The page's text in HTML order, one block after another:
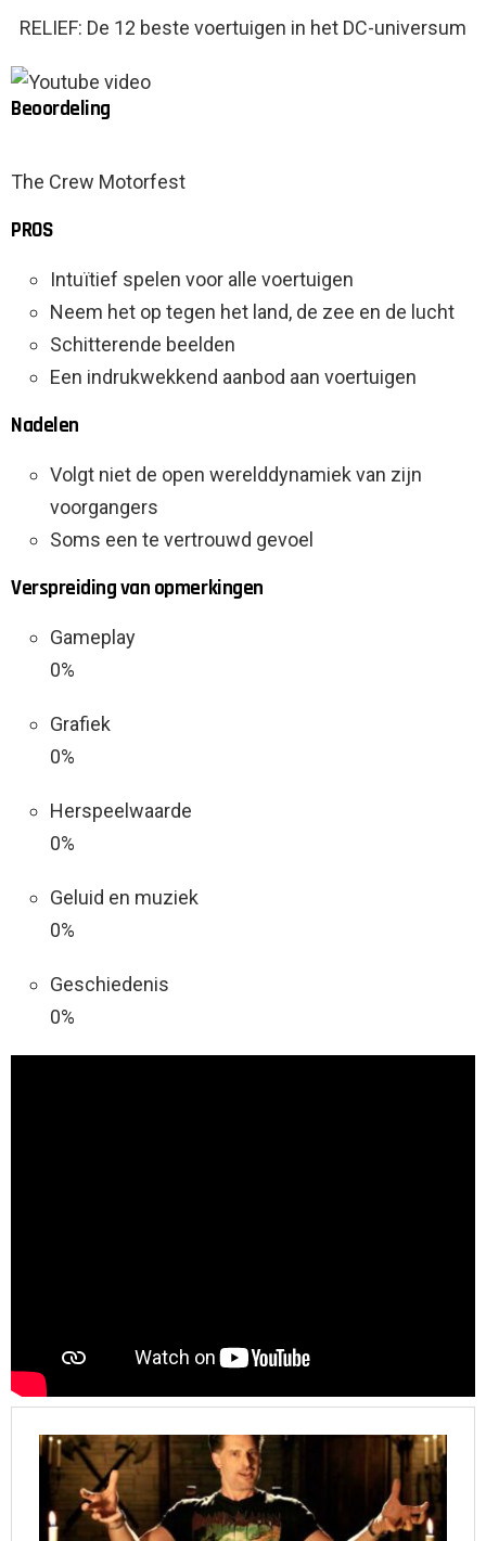
RELIEF: De 12 beste voertuigen in het DC-universum
Beoordeling
The Crew Motorfest
PROS
Intuïtief spelen voor alle voertuigen
Neem het op tegen het land, de zee en de lucht
Schitterende beelden
Een indrukwekkend aanbod aan voertuigen
Nadelen
Volgt niet de open werelddynamiek van zijn
voorgangers
Soms een te vertrouwd gevoel
Verspreiding van opmerkingen
Gameplay
0%
Grafiek
0%
Herspeelwaarde
0%
Geluid en muziek
0%
Geschiedenis
0%